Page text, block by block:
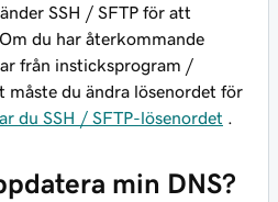
SSH / SFTP för att
du har återkommande
från insticksprogram /
måste du ändra lösenordet för
du SSH / SFTP-lösenordet
min DNS?